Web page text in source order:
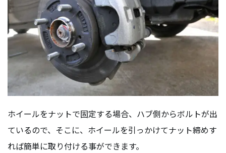
ホイールをナットで固定する場合、ハブ側からボルトが出
ているので、そこに、ホイールを引っかけてナット締めす
れば簡単に取り付ける事ができます。